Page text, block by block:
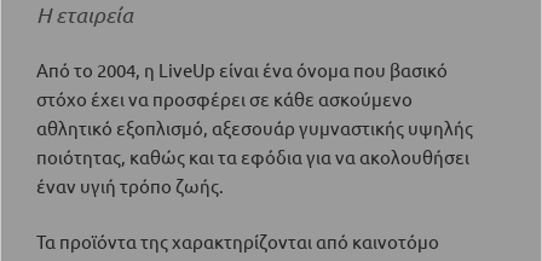
Η εταιρεία
Από το 2004, η LiveUp είναι ένα όνομα που βασικό
στόχο έχει να προσφέρει σε κάθε ασκούμενο
αθλητικό εξοπλισμό, αξεσουάρ γυμναστικής υψηλής
ποιότητας, καθώς και τα εφόδια για να ακολουθήσει
έναν υγιή τρόπο ζωής.
Τα προϊόντα της χαρακτηρίζονται από καινοτόμο